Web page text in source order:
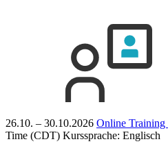
26.10. – 30.10.2026 Online Training
Time (CDT) Kurssprache: Englisch